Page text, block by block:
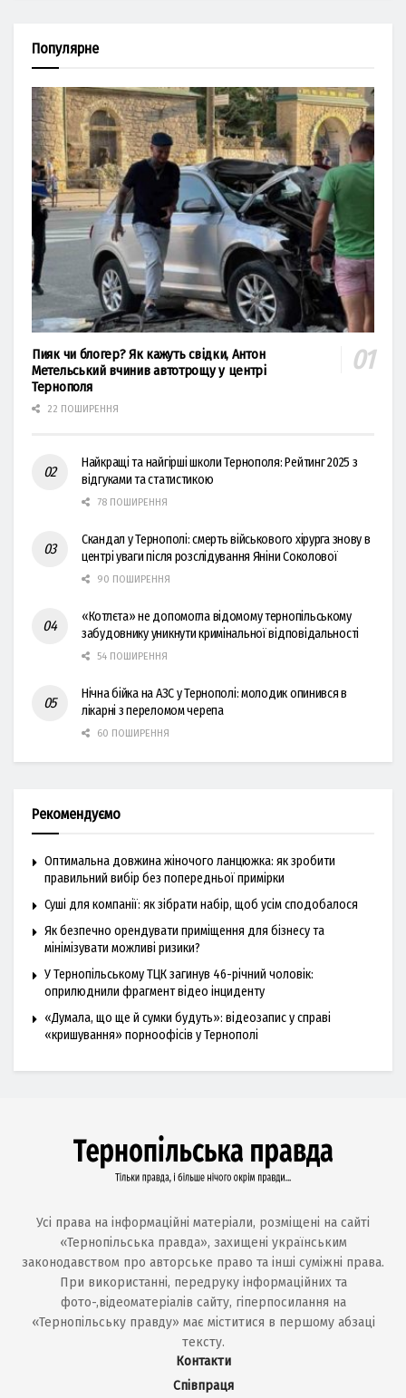
Популярне
Пияк чи блогер? Як кажуть свідки, Антон
Метельський вчинив автотрощу у центрі
Тернополя
22 ПОШИРЕННЯ
Найкращі та найгірші школи Тернополя: Рейтинг 2025 з
відгуками та статистикою
78 ПОШИРЕННЯ
Скандал у Тернополі: смерть військового хірурга знову в
центрі уваги після розслідування Яніни Соколової
90 ПОШИРЕННЯ
«Котлєта» не допомогла відомому тернопільському
забудовнику уникнути кримінальної відповідальності
54 ПОШИРЕННЯ
Нічна бійка на АЗС у Тернополі: молодик опинився в
лікарні з переломом черепа
60 ПОШИРЕННЯ
Рекомендуємо
Оптимальна довжина жіночого ланцюжка: як зробити
правильний вибір без попередньої примірки
Суші для компанії: як зібрати набір, щоб усім сподобалося
Як безпечно орендувати приміщення для бізнесу та
мінімізувати можливі ризики?
У Тернопільському ТЦК загинув 46-річний чоловік:
оприлюднили фрагмент відео інциденту
«Думала, що ще й сумки будуть»: відеозапис у справі
«кришування» порноофісів у Тернополі
Усі права на інформаційні матеріали, розміщені на сайті
«Тернопільська правда», захищені українським
законодавством про авторське право та інші суміжні права.
При використанні, передруку інформаційних та
фото-,відеоматеріалів сайту, гіперпосилання на
«Тернопільську правду» має міститися в першому абзаці
тексту.
Контакти
Співпраця